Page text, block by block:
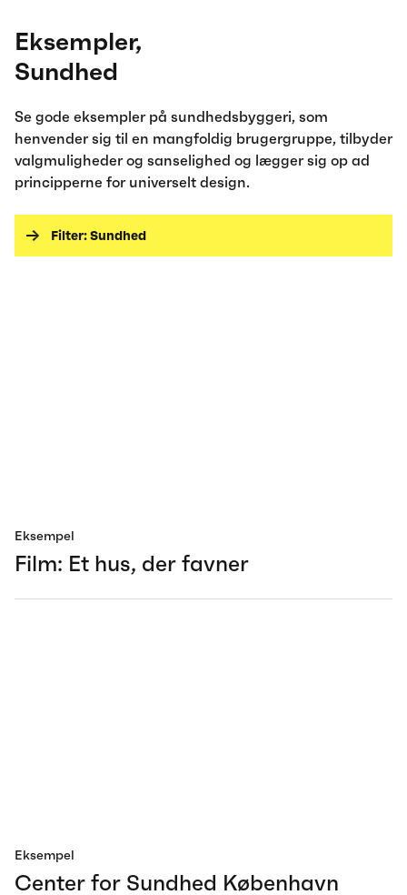
Eksempler,
Sundhed
Se gode eksempler på sundhedsbyggeri, som
henvender sig til en mangfoldig brugergruppe, tilbyder
valgmuligheder og sanselighed og lægger sig op ad
principperne for universelt design.
Filter:Sundhed
Eksempel
Film: Et hus, der favner
Eksempel
Center for Sundhed København